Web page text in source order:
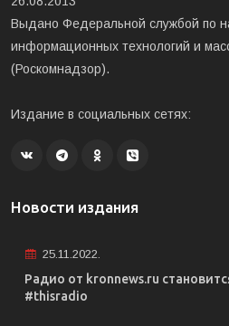
Выдано Федеральной службой по
информационных технологий и
(Роскомнадзор).
Издание в социальных сетях:
Новости издания
25.11.2022.
Радио от kronnews.ru
#thisradio